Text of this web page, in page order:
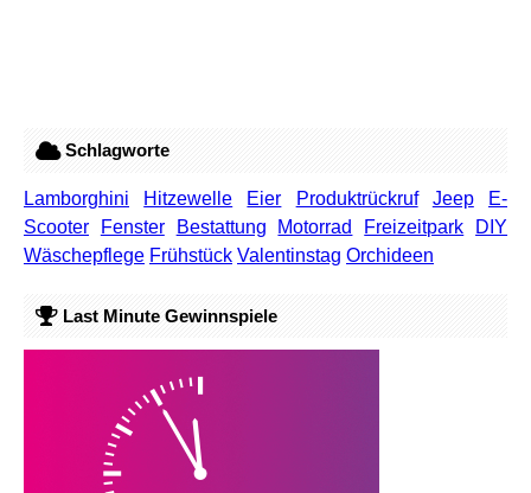
Schlagworte
Lamborghini Hitzewelle Eier Produktrückruf Jeep
E-
Scooter
Fenster Bestattung Motorrad Freizeitpark
DIY
Wäschepflege Frühstück Valentinstag Orchideen
Last Minute Gewinnspiele